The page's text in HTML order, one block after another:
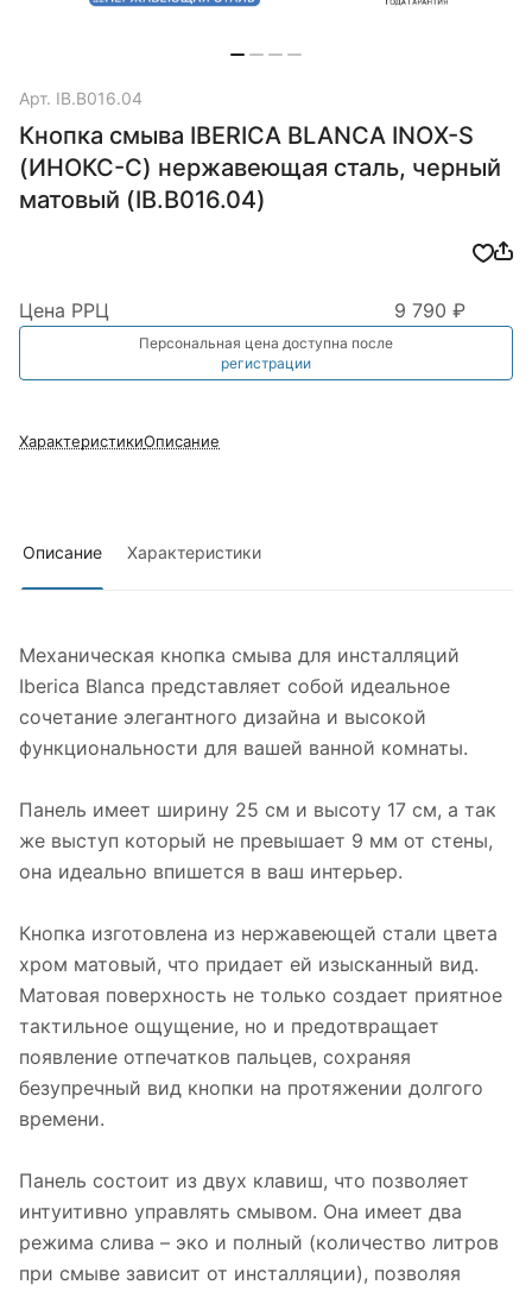
Арт. IB.B016.04
Кнопка смыва IBERICA BLANCA INOX-S
(ИНОКС-С) нержавеющая сталь, черный
матовый (IB.B016.04)
Цена РРЦ 9 790 ₽
Персональная цена доступна после
регистрации
ХарактеристикиОписание
Описание Характеристики
Механическая кнопка смыва для инсталляций
Iberica Blanca представляет собой идеальное
сочетание элегантного дизайна и высокой
функциональности для вашей ванной комнаты.
Панель имеет ширину 25 см и высоту 17 см, а так
же выступ который не превышает 9 мм от стены,
она идеально впишется в ваш интерьер.
Кнопка изготовлена из нержавеющей стали цвета
хром матовый, что придает ей изысканный вид.
Матовая поверхность не только создает приятное
тактильное ощущение, но и предотвращает
появление отпечатков пальцев, сохраняя
безупречный вид кнопки на протяжении долгого
времени.
Панель состоит из двух клавиш, что позволяет
интуитивно управлять смывом. Она имеет два
режима слива – эко и полный (количество литров
при смыве зависит от инсталляции), позволяя